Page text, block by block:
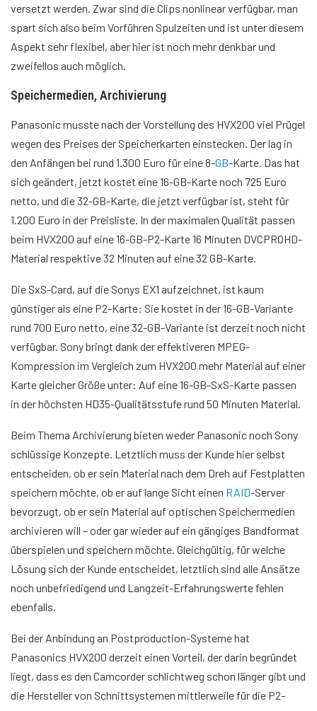
versetzt werden. Zwar sind die Clips nonlinear verfügbar, man
spart sich also beim Vorführen Spulzeiten und ist unter diesem
Aspekt sehr flexibel, aber hier ist noch mehr denkbar und
zweifellos auch möglich.
Speichermedien, Archivierung
Panasonic musste nach der Vorstellung des HVX200 viel Prügel
wegen des Preises der Speicherkarten einstecken. Der lag in
den Anfängen bei rund 1.300 Euro für eine 8-GB-Karte. Das hat
sich geändert, jetzt kostet eine 16-GB-Karte noch 725 Euro
netto, und die 32-GB-Karte, die jetzt verfügbar ist, steht für
1.200 Euro in der Preisliste. In der maximalen Qualität passen
beim HVX200 auf eine 16-GB-P2-Karte 16 Minuten DVCPROHD-
Material respektive 32 Minuten auf eine 32 GB-Karte.
Die SxS-Card, auf die Sonys EX1 aufzeichnet, ist kaum
günstiger als eine P2-Karte: Sie kostet in der 16-GB-Variante
rund 700 Euro netto, eine 32-GB-Variante ist derzeit noch nicht
verfügbar. Sony bringt dank der effektiveren MPEG-
Kompression im Vergleich zum HVX200 mehr Material auf einer
Karte gleicher Größe unter: Auf eine 16-GB-SxS-Karte passen
in der höchsten HD35-Qualitätsstufe rund 50 Minuten Material.
Beim Thema Archivierung bieten weder Panasonic noch Sony
schlüssige Konzepte. Letztlich muss der Kunde hier selbst
entscheiden, ob er sein Material nach dem Dreh auf Festplatten
speichern möchte, ob er auf lange Sicht einen RAID-Server
bevorzugt, ob er sein Material auf optischen Speichermedien
archivieren will – oder gar wieder auf ein gängiges Bandformat
überspielen und speichern möchte. Gleichgültig, für welche
Lösung sich der Kunde entscheidet, letztlich sind alle Ansätze
noch unbefriedigend und Langzeit-Erfahrungswerte fehlen
ebenfalls.
Bei der Anbindung an Postproduction-Systeme hat
Panasonics HVX200 derzeit einen Vorteil, der darin begründet
liegt, dass es den Camcorder schlichtweg schon länger gibt und
die Hersteller von Schnittsystemen mittlerweile für die P2-